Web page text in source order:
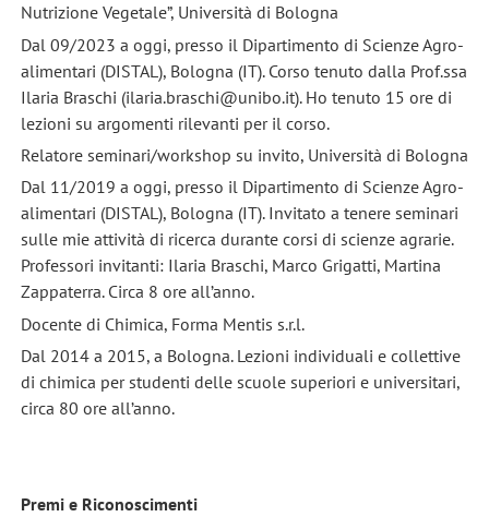
Nutrizione Vegetale”, Università di Bologna
Dal 09/2023 a oggi, presso il Dipartimento di Scienze Agro-
alimentari (DISTAL), Bologna (IT). Corso tenuto dalla Prof.ssa
Ilaria Braschi (ilaria.braschi@unibo.it). Ho tenuto 15 ore di
lezioni su argomenti rilevanti per il corso.
Relatore seminari/workshop su invito, Università di Bologna
Dal 11/2019 a oggi, presso il Dipartimento di Scienze Agro-
alimentari (DISTAL), Bologna (IT). Invitato a tenere seminari
sulle mie attività di ricerca durante corsi di scienze agrarie.
Professori invitanti: Ilaria Braschi, Marco Grigatti, Martina
Zappaterra. Circa 8 ore all’anno.
Docente di Chimica, Forma Mentis s.r.l.
Dal 2014 a 2015, a Bologna. Lezioni individuali e collettive
di chimica per studenti delle scuole superiori e universitari,
circa 80 ore all’anno.
Premi e Riconoscimenti